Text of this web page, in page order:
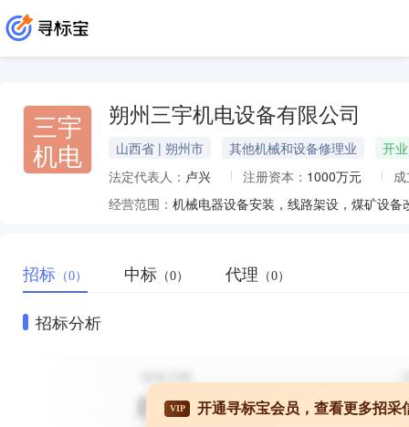
三宇
机电
朔州三宇机电设备有限公司
山西省 | 朔州市 其他机械和设备修理业
开业
法定代表人： 卢兴 注册资本： 1000万元
经营范围：
招标 （0） 中标 （0） 代理 （0）
招标分析
VIP 开通寻标宝会员，查看更多招采